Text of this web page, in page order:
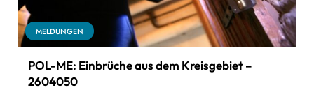
MELDUNGEN
POL-ME: Einbrüche aus dem Kreisgebiet –
2604050